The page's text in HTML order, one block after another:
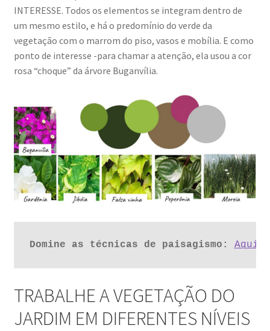
INTERESSE. Todos os elementos se integram dentro de
um mesmo estilo, e há o predomínio do verde da
vegetação com o marrom do piso, vasos e mobília. E como
ponto de interesse -para chamar a atenção, ela usou a cor
rosa “choque” da árvore Buganvília.
Domine as técnicas de paisagismo: Aqui
TRABALHE A VEGETAÇÃO DO
JARDIM EM DIFERENTES NÍVEIS